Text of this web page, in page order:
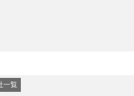
一覧